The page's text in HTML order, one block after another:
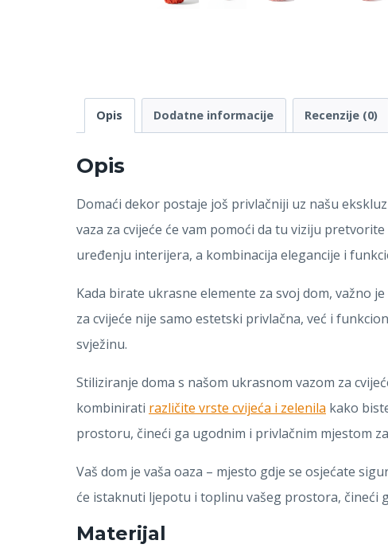
Opis Dodatne informacije Recenzije (0)
Opis
Domaći dekor postaje još privlačniji uz našu
vaza za cvijeće će vam pomoći da tu viziju
uređenju interijera, a kombinacija elegancije i
Kada birate ukrasne elemente za svoj dom, važno
za cvijeće nije samo estetski privlačna, već i
svježinu.
Stiliziranje doma s našom ukrasnom vazom za
kombinirati različite vrste cvijeća i zelenila kako
prostoru, čineći ga ugodnim i privlačnim mjestom
Vaš dom je vaša oaza – mjesto gdje se osjećate
će istaknuti ljepotu i toplinu vašeg prostora, čineći
Materijal